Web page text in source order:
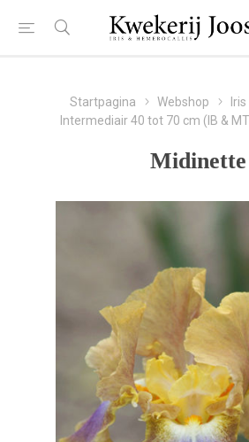
Startpagina Webshop
Intermediair 40 tot 70 cm (IB &
Midinette